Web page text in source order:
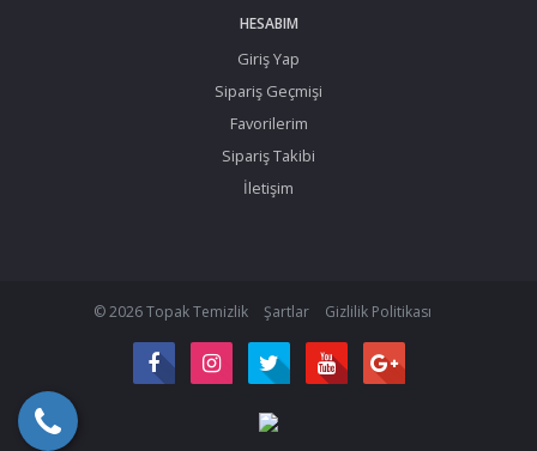
HESABIM
Giriş Yap
Sipariş Geçmişi
Favorilerim
Sipariş Takibi
İletişim
© 2026 Topak Temizlik Şartlar Gizlilik Politikası